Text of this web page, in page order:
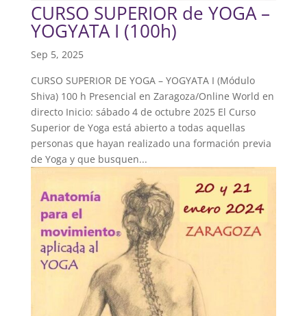
CURSO SUPERIOR de YOGA –
YOGYATA I (100h)
Sep 5, 2025
CURSO SUPERIOR DE YOGA – YOGYATA I (Módulo
Shiva) 100 h Presencial en Zaragoza/Online World en
directo Inicio: sábado 4 de octubre 2025 El Curso
Superior de Yoga está abierto a todas aquellas
personas que hayan realizado una formación previa
de Yoga y que busquen...